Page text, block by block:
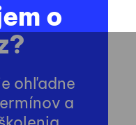
o
ohľadne
a